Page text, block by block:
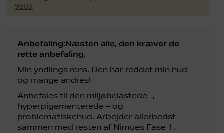
9589
Anbefaling:Næsten alle, den kræver de
rette anbefaling.
Min yndlings rens. Den har reddet min hud
og mange andres!
Anbefales til den miljøbelastede -,
hyperpigementerede – og
problematiskehud. Arbejder allerbedst
sammen med resten af Nimues Fase 1.